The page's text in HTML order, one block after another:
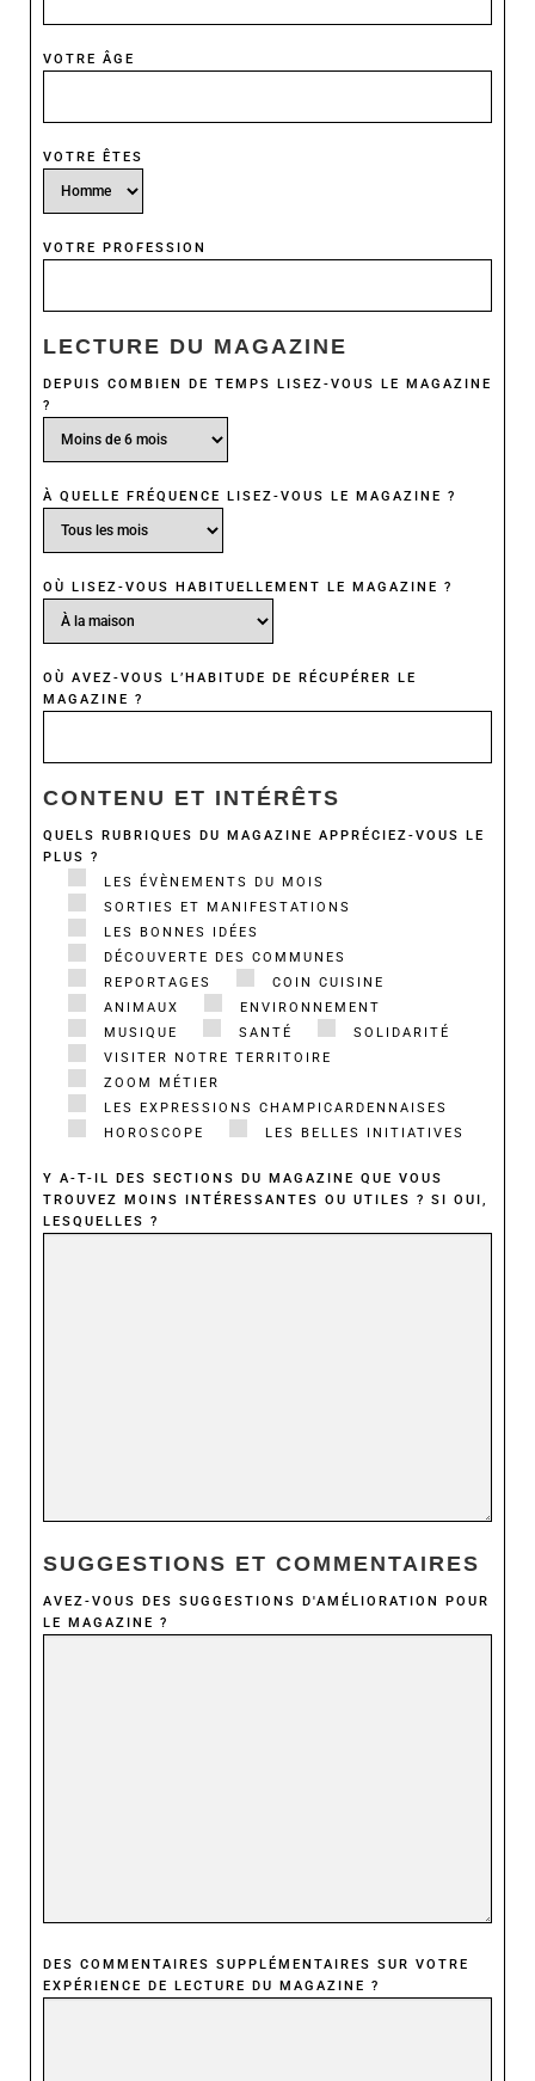
VOTRE ÂGE
VOTRE ÊTES
VOTRE PROFESSION
LECTURE DU MAGAZINE
DEPUIS COMBIEN DE TEMPS LISEZ-VOUS LE MAGAZINE
?
À QUELLE FRÉQUENCE LISEZ-VOUS LE MAGAZINE ?
OÙ LISEZ-VOUS HABITUELLEMENT LE MAGAZINE ?
OÙ AVEZ-VOUS L’HABITUDE DE RÉCUPÉRER LE
MAGAZINE ?
CONTENU ET INTÉRÊTS
QUELS RUBRIQUES DU MAGAZINE APPRÉCIEZ-VOUS LE
PLUS ?
LES ÉVÈNEMENTS DU MOIS
SORTIES ET MANIFESTATIONS
LES BONNES IDÉES
DÉCOUVERTE DES COMMUNES
REPORTAGES
COIN CUISINE
ANIMAUX
ENVIRONNEMENT
MUSIQUE
SANTÉ
SOLIDARITÉ
VISITER NOTRE TERRITOIRE
ZOOM MÉTIER
LES EXPRESSIONS CHAMPICARDENNAISES
HOROSCOPE
LES BELLES INITIATIVES
Y A-T-IL DES SECTIONS DU MAGAZINE QUE VOUS
TROUVEZ MOINS INTÉRESSANTES OU UTILES ? SI OUI,
LESQUELLES ?
SUGGESTIONS ET COMMENTAIRES
AVEZ-VOUS DES SUGGESTIONS D'AMÉLIORATION POUR
LE MAGAZINE ?
DES COMMENTAIRES SUPPLÉMENTAIRES SUR VOTRE
EXPÉRIENCE DE LECTURE DU MAGAZINE ?